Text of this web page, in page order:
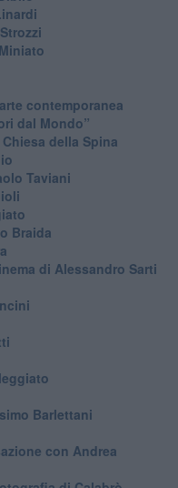
contemporanea
dal Mondo”
della Spina
Taviani
Braida
di Alessandro Sarti
Barlettani
con Andrea